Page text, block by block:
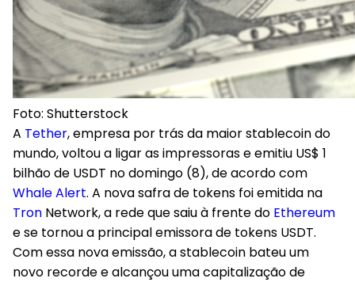
Foto: Shutterstock
A Tether, empresa por trás da maior stablecoin do
mundo, voltou a ligar as impressoras e emitiu US$ 1
bilhão de USDT no domingo (8), de acordo com
Whale Alert. A nova safra de tokens foi emitida na
Tron Network, a rede que saiu à frente do Ethereum
e se tornou a principal emissora de tokens USDT.
Com essa nova emissão, a stablecoin bateu um
novo recorde e alcançou uma capitalização de